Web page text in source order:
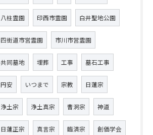
八柱霊園 印西市霊園 白井聖地公園
四街道市営霊園 市川市営霊園
共同墓地 埋葬 工事 墓石工事
円安 いつまで 宗教 日蓮宗
浄土宗 浄土真宗 曹洞宗 神道
日蓮正宗 真言宗 臨済宗 創価学会